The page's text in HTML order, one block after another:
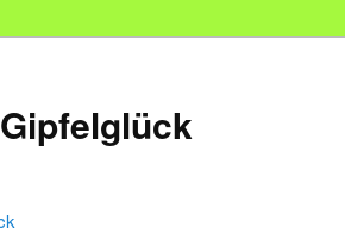
Gipfelglück